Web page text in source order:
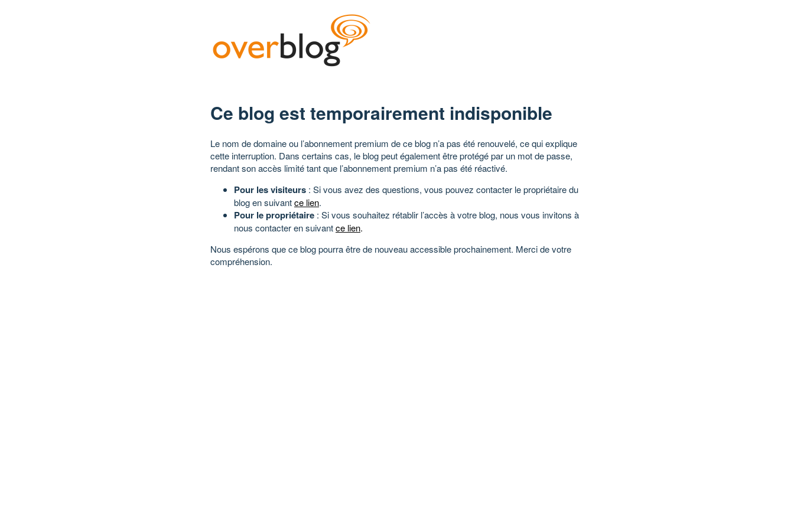
Ce blog est temporairement indisponible
Le nom de domaine ou l’abonnement premium de ce blog n’a pas été renouvelé, ce qui explique
cette interruption. Dans certains cas, le blog peut également être protégé par un mot de passe,
rendant son accès limité tant que l’abonnement premium n’a pas été réactivé.
Pour les visiteurs : Si vous avez des questions, vous pouvez contacter le propriétaire du
blog en suivantce lien.
Pour le propriétaire : Si vous souhaitez rétablir l’accès à votre blog, nous vous invitons à
nous contacter en suivantce lien.
Nous espérons que ce blog pourra être de nouveau accessible prochainement. Merci de votre
compréhension.